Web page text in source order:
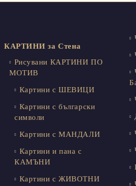
КАРТИНИ за Стена
Рисувани КАРТИНИ ПО
МОТИВ
Картини с ШЕВИЦИ
Картини с български
символи
Картини с МАНДАЛИ
Картини и пана с
КАМЪНИ
Картини с ЖИВОТНИ